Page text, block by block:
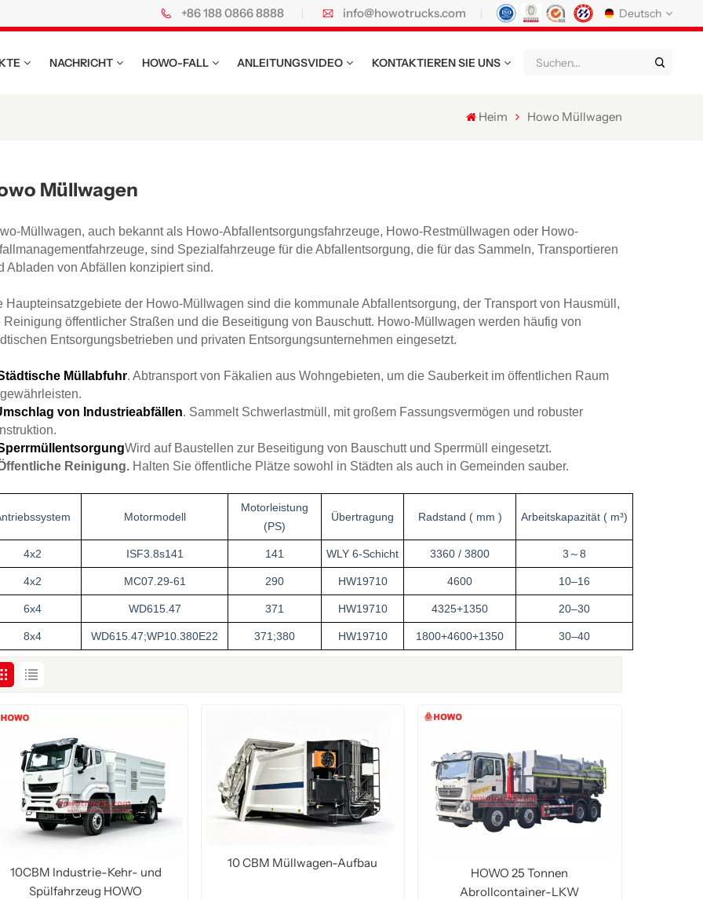
+86 188 0866 8888 info@howotrucks.com Deutsch
Italiano Español
Tiếng Việt عربي Қазақстан
Türkmenler o'zbek
NACHRICHT HOWO-FALL ANLEITUNGSVIDEO KONTAKTIEREN SIE UNS
Heim Howo Müllwagen
Müllwagen
Müllwagen, auch bekannt als Howo-Abfallentsorgungsfahrzeuge, Howo-Restmüllwagen oder Howo-
sind Spezialfahrzeuge für die Abfallentsorgung, die für das Sammeln, Transportieren
Abladen von Abfällen konzipiert sind.
Haupteinsatzgebiete der Howo-Müllwagen sind die kommunale Abfallentsorgung, der Transport von Hausmüll,
Reinigung öffentlicher Straßen und die Beseitigung von Bauschutt. Howo-Müllwagen werden häufig von
Entsorgungsbetrieben und privaten Entsorgungsunternehmen eingesetzt.
Müllabfuhr. Abtransport von Fäkalien aus Wohngebieten, um die Sauberkeit im öffentlichen Raum
von Industrieabfällen. Sammelt Schwerlastmüll, mit großem Fassungsvermögen und robuster
Wird auf Baustellen zur Beseitigung von Bauschutt und Sperrmüll eingesetzt.
Reinigung. Halten Sie öffentliche Plätze sowohl in Städten als auch in Gemeinden sauber.
Motormodell
Motorleistung
(PS)
Übertragung Radstand ( mm ) Arbeitskapazität ( m³)
4x2 ISF3.8s141 141 WLY 6-Schicht 3360 / 3800 3～8
4x2 MC07.29-61 290 HW19710 4600 10–16
6x4 WD615.47 371 HW19710 4325+1350 20–30
8x4 WD615.47;WP10.380E22 371;380 HW19710 1800+4600+1350 30–40
10CBM Industrie-Kehr- und
Spülfahrzeug HOWO
10 CBM Müllwagen-Aufbau
HOWO 25 Tonnen
Abrollcontainer-LKW